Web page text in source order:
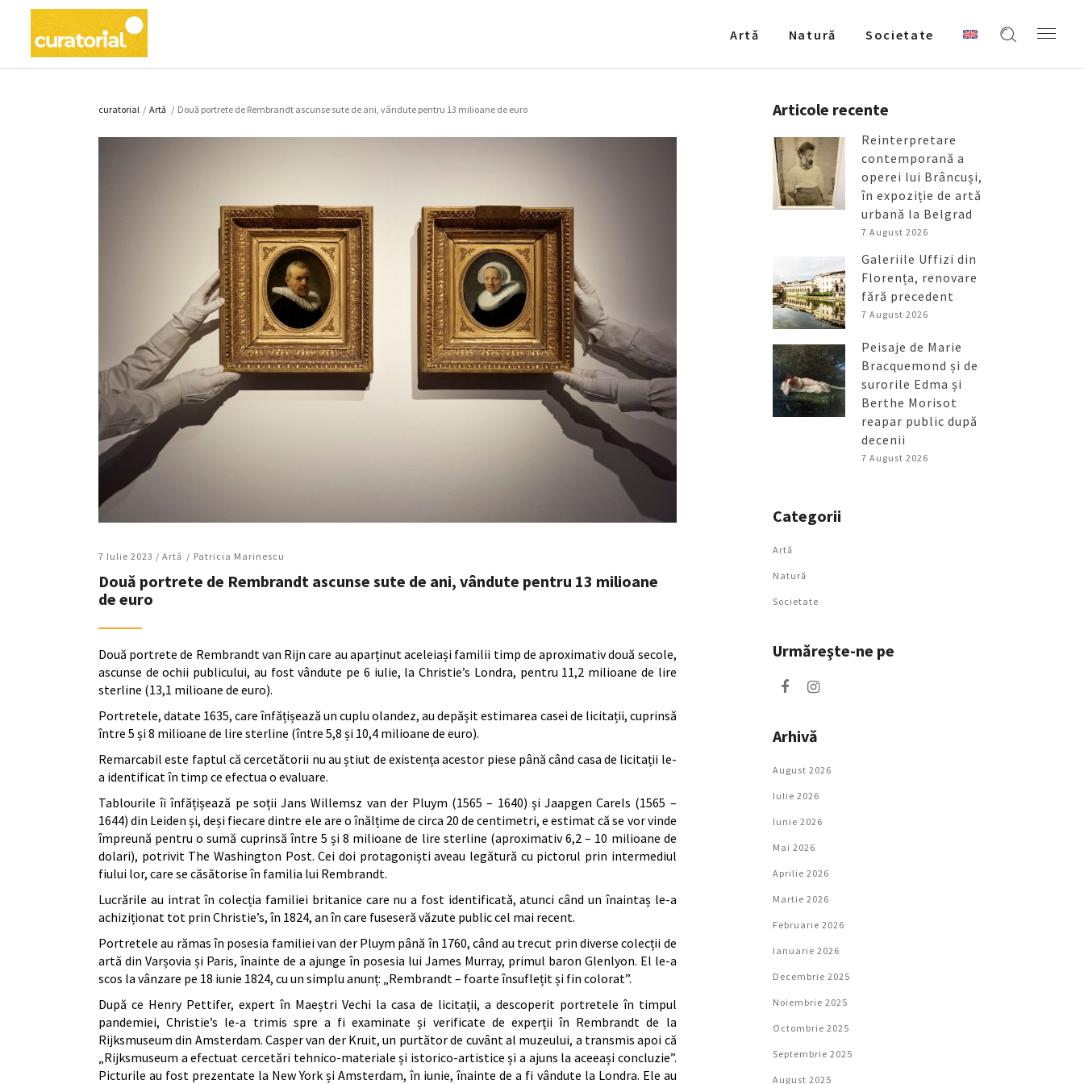
Artǎ Natură Societate
curatorial / Artǎ / Două portrete de Rembrandt ascunse sute de ani, vândute pentru 13 milioane de euro
7 Iulie 2023 / Artǎ Patricia Marinescu
Două portrete de Rembrandt ascunse sute de ani, vândute pentru 13 milioane
de euro
Două portrete de Rembrandt van Rijn care au aparținut aceleiași familii timp de aproximativ două secole,
ascunse de ochii publicului, au fost vândute pe 6 iulie, la Christie’s Londra, pentru 11,2 milioane de lire
sterline (13,1 milioane de euro).
Portretele, datate 1635, care înfățișează un cuplu olandez, au depășit estimarea casei de licitații, cuprinsă
între 5 și 8 milioane de lire sterline (între 5,8 și 10,4 milioane de euro).
Remarcabil este faptul că cercetătorii nu au știut de existența acestor piese până când casa de licitații le-
a identificat în timp ce efectua o evaluare.
Tablourile îi înfățișează pe soții Jans Willemsz van der Pluym (1565 – 1640) și Jaapgen Carels (1565 –
1644) din Leiden și, deși fiecare dintre ele are o înălțime de circa 20 de centimetri, e estimat că se vor vinde
împreună pentru o sumă cuprinsă între 5 și 8 milioane de lire sterline (aproximativ 6,2 – 10 milioane de
dolari), potrivit The Washington Post. Cei doi protagoniști aveau legătură cu pictorul prin intermediul
fiului lor, care se căsătorise în familia lui Rembrandt.
Lucrările au intrat în colecția familiei britanice care nu a fost identificată, atunci când un înaintaș le-a
achiziționat tot prin Christie’s, în 1824, an în care fuseseră văzute public cel mai recent.
Portretele au rămas în posesia familiei van der Pluym până în 1760, când au trecut prin diverse colecții de
artă din Varșovia și Paris, înainte de a ajunge în posesia lui James Murray, primul baron Glenlyon. El le-a
scos la vânzare pe 18 iunie 1824, cu un simplu anunț: „Rembrandt – foarte însuflețit și fin colorat”.
După ce Henry Pettifer, expert în Maeștri Vechi la casa de licitații, a descoperit portretele în timpul
pandemiei, Christie’s le-a trimis spre a fi examinate și verificate de experții în Rembrandt de la
Rijksmuseum din Amsterdam. Casper van der Kruit, un purtător de cuvânt al muzeului, a transmis apoi că
„Rijksmuseum a efectuat cercetări tehnico-materiale și istorico-artistice și a ajuns la aceeași concluzie”.
Picturile au fost prezentate la New York și Amsterdam, în iunie, înainte de a fi vândute la Londra. Ele au
Articole recente
Reinterpretare
contemporană a
operei lui Brâncuși,
în expoziție de artă
urbană la Belgrad
7 August 2026
Galeriile Uffizi din
Florența, renovare
fără precedent
7 August 2026
Peisaje de Marie
Bracquemond și de
surorile Edma și
Berthe Morisot
reapar public după
decenii
7 August 2026
Categorii
Artǎ
Natură
Societate
Urmăreşte-ne pe
Arhivă
August 2026
Iulie 2026
Iunie 2026
Mai 2026
Aprilie 2026
Martie 2026
Februarie 2026
Ianuarie 2026
Decembrie 2025
Noiembrie 2025
Octombrie 2025
Septembrie 2025
August 2025